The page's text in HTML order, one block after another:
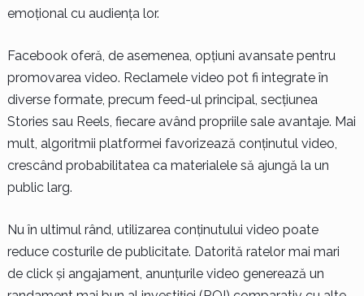
emoțional cu audiența lor.
Facebook oferă, de asemenea, opțiuni avansate pentru
promovarea video. Reclamele video pot fi integrate în
diverse formate, precum feed-ul principal, secțiunea
Stories sau Reels, fiecare având propriile sale avantaje. Mai
mult, algoritmii platformei favorizează conținutul video,
crescând probabilitatea ca materialele să ajungă la un
public larg.
Nu în ultimul rând, utilizarea conținutului video poate
reduce costurile de publicitate. Datorită ratelor mai mari
de click și angajament, anunțurile video generează un